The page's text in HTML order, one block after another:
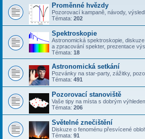
Proměnné hvězdy
Pozorovací kampaně, návody,
Témata: 202
Spektroskopie
Astronomická spektroskopie,
a zpracování spekter, prezentace
Témata: 18
Astronomická setkání
Pozvánky na star-party, zážitky,
Témata: 491
Pozorovací stanoviště
Vaše tipy na místa s dobrým
Témata: 206
Světelné znečištění
Diskuze o fenoménu přesvícené
Témata: 91